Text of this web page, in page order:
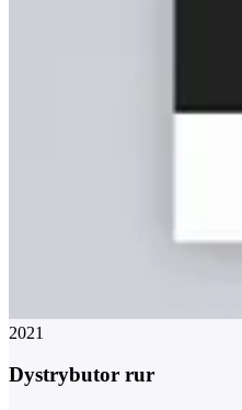
2021
Dystrybutor rur